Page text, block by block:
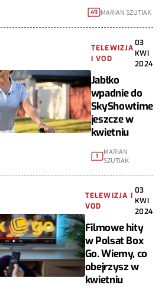
49 MARIAN SZUTIAK
TELEWIZJA
I VOD
03
KWI
2024
Jabłko
wpadnie do
SkyShowtime
jeszcze w
kwietniu
1
MARIAN
SZUTIAK
TELEWIZJA I
VOD
03
KWI
2024
Filmowe hity
w Polsat Box
Go. Wiemy, co
obejrzysz w
kwietniu